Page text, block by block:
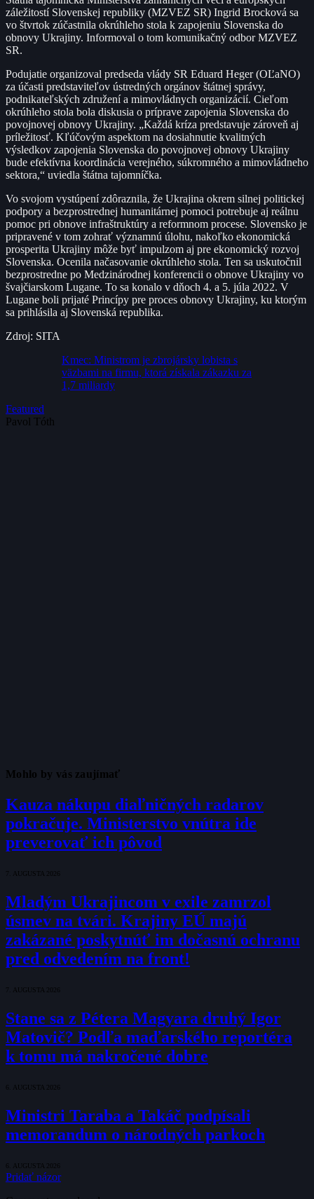
záležitostí Slovenskej republiky (MZVEZ SR) Ingrid Brocková sa
vo štvrtok zúčastnila okrúhleho stola k zapojeniu Slovenska do
obnovy Ukrajiny. Informoval o tom komunikačný odbor MZVEZ
SR.
Podujatie organizoval predseda vlády SR Eduard Heger (OĽaNO)
za účasti predstaviteľov ústredných orgánov štátnej správy,
podnikateľských združení a mimovládnych organizácií. Cieľom
okrúhleho stola bola diskusia o príprave zapojenia Slovenska do
povojnovej obnovy Ukrajiny. „Každá kríza predstavuje zároveň aj
príležitosť. Kľúčovým aspektom na dosiahnutie kvalitných
výsledkov zapojenia Slovenska do povojnovej obnovy Ukrajiny
bude efektívna koordinácia verejného, súkromného a mimovládneho
sektora,“ uviedla štátna tajomníčka.
Vo svojom vystúpení zdôraznila, že Ukrajina okrem silnej politickej
podpory a bezprostrednej humanitárnej pomoci potrebuje aj reálnu
pomoc pri obnove infraštruktúry a reformnom procese. Slovensko je
pripravené v tom zohrať významnú úlohu, nakoľko ekonomická
prosperita Ukrajiny môže byť impulzom aj pre ekonomický rozvoj
Slovenska. Ocenila načasovanie okrúhleho stola. Ten sa uskutočnil
bezprostredne po Medzinárodnej konferencii o obnove Ukrajiny vo
švajčiarskom Lugane. To sa konalo v dňoch 4. a 5. júla 2022. V
Lugane boli prijaté Princípy pre proces obnovy Ukrajiny, ku ktorým
sa prihlásila aj Slovenská republika.
Zdroj: SITA
Kmec: Ministrom je zbrojársky lobista s
väzbami na firmu, ktorá získala zákazku za
1,7 miliardy
Featured
Pavol Tóth
Mohlo by vás zaujímať
Kauza nákupu diaľničných radarov
pokračuje. Ministerstvo vnútra ide
preverovať ich pôvod
7. AUGUSTA 2026
Mladým Ukrajincom v exile zamrzol
úsmev na tvári. Krajiny EÚ majú
zakázané poskytnúť im dočasnú ochranu
pred odvedením na front!
7. AUGUSTA 2026
Stane sa z Pétera Magyara druhý Igor
Matovič? Podľa maďarského reportéra
k tomu má nakročené dobre
6. AUGUSTA 2026
Ministri Taraba a Takáč podpísali
memorandum o národných parkoch
6. AUGUSTA 2026
Pridať názor